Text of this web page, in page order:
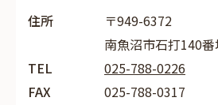
住所
〒949-6372
南魚沼市石打140番
TEL
025-788-0226
FAX
025-788-0317